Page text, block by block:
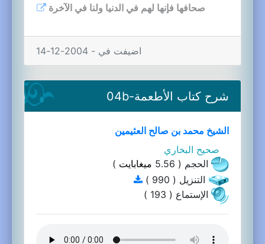
صحافها فإنها لهم في الدنيا ولنا في الآخرة
اضيفت في - 2004-12-14
شرح كتاب الأطعمة-04b
الشيخ محمد بن صالح العثيمين
صحيح البخاري
الحجم ( 5.56
ميغابايت )
التنزيل ( 990 )
الإستماع ( 193 )